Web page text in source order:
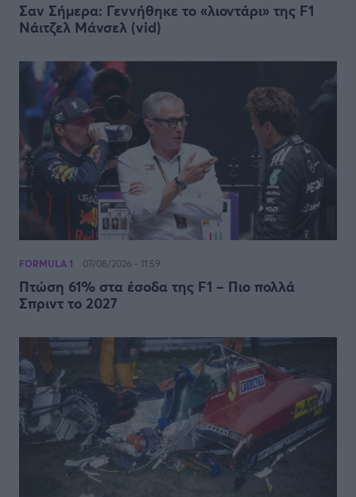
Σαν Σήμερα: Γεννήθηκε το «λιοντάρι» της F1
Νάιτζελ Μάνσελ (vid)
FORMULA 1 07/08/2026 - 11:59
Πτώση 61% στα έσοδα της F1 – Πιο πολλά
Σπριντ το 2027